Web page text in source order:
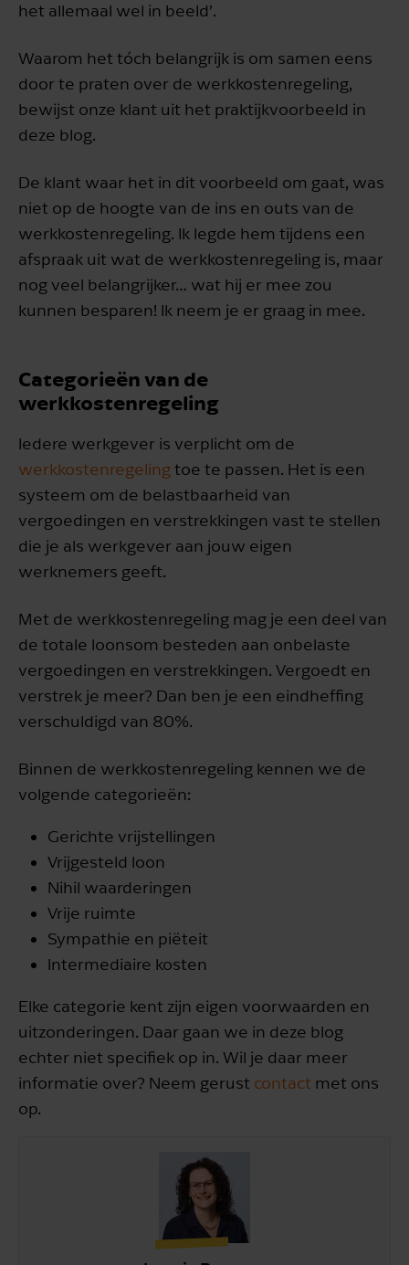
het allemaal wel in beeld’.
Waarom het tóch belangrijk is om samen eens
door te praten over de werkkostenregeling,
bewijst onze klant uit het praktijkvoorbeeld in
deze blog.
De klant waar het in dit voorbeeld om gaat, was
niet op de hoogte van de ins en outs van de
werkkostenregeling. Ik legde hem tijdens een
afspraak uit wat de werkkostenregeling is, maar
nog veel belangrijker… wat hij er mee zou
kunnen besparen! Ik neem je er graag in mee.
Categorieën van de
werkkostenregeling
Iedere werkgever is verplicht om de
werkkostenregelingtoe te passen. Het is een
systeem om de belastbaarheid van
vergoedingen en verstrekkingen vast te stellen
die je als werkgever aan jouw eigen
werknemers geeft.
Met de werkkostenregeling mag je een deel van
de totale loonsom besteden aan onbelaste
vergoedingen en verstrekkingen. Vergoedt en
verstrek je meer? Dan ben je een eindheffing
verschuldigd van 80%.
Binnen de werkkostenregeling kennen we de
volgende categorieën:
Gerichte vrijstellingen
Vrijgesteld loon
Nihil waarderingen
Vrije ruimte
Sympathie en piëteit
Intermediaire kosten
Elke categorie kent zijn eigen voorwaarden en
uitzonderingen. Daar gaan we in deze blog
echter niet specifiek op in. Wil je daar meer
informatie over? Neem gerust contact met ons
op.